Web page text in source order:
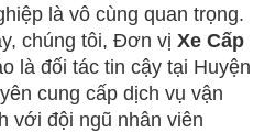
là vô cùng quan trọng.
chúng tôi, Đơn vị Xe Cấp
là đối tác tin cậy tại Huyện
cung cấp dịch vụ vận
với đội ngũ nhân viên